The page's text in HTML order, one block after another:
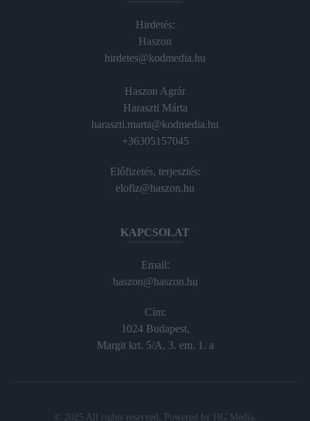
Hirdetés:
Haszon
hirdetes@kodmedia.hu
Haszon Agrár
Haraszti Márta
haraszti.marta@kodmedia.hu
+36305157045
Előfizetés, terjesztés:
elofiz@haszon.hu
KAPCSOLAT
Email:
haszon@haszon.hu
Cím:
1024 Budapest,
Margit krt. 5/A, 3. em. 1. a
© 2025 All rights reserved. Powered by HG Media